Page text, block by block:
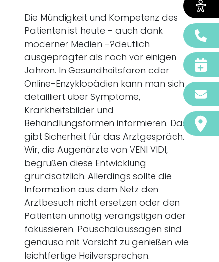
Die Mündigkeit und Kompetenz des
Patienten ist heute – auch dank
moderner Medien –?deutlich
ausgeprägter als noch vor einigen
Jahren. In Gesundheitsforen oder
Online-Enzyklopädien kann man sich
detailliert über Symptome,
Krankheitsbilder und
Behandlungsformen informieren. Das
gibt Sicherheit für das Arztgespräch.
Wir, die Augenärzte von VENI VIDI,
begrüßen diese Entwicklung
grundsätzlich. Allerdings sollte die
Information aus dem Netz den
Arztbesuch nicht ersetzen oder den
Patienten unnötig verängstigen oder
fokussieren. Pauschalaussagen sind
genauso mit Vorsicht zu genießen wie
leichtfertige Heilversprechen.